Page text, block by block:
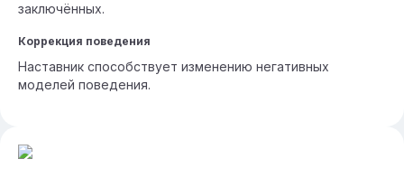
заключённых.
Коррекция поведения
Наставник способствует изменению негативных
моделей поведения.